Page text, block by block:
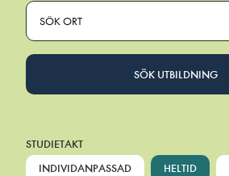
SÖK ORT
SÖK UTBILDNING
STUDIETAKT
INDIVIDANPASSAD
HELTID